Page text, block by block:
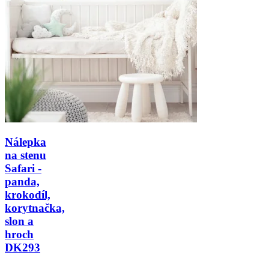
Nálepka
na stenu
Safari -
panda,
krokodíl,
korytnačka,
slon a
hroch
DK293